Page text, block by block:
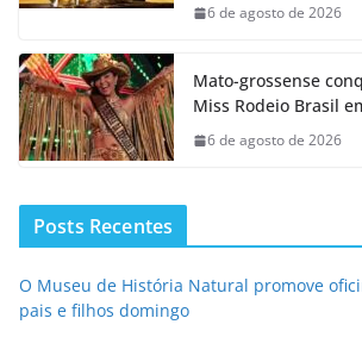
6 de agosto de 2026
Mato-grossense
Miss Rodeio Brasil
6 de agosto de 2026
Posts Recentes
O Museu de História Natural promove
pais e filhos domingo